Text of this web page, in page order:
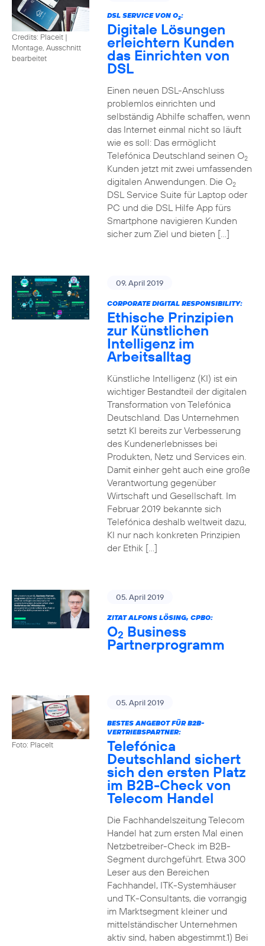
Credits: Placeit |
Montage, Ausschnitt
bearbeitet
DSL SERVICE VON O2:
Digitale Lösungen
erleichtern Kunden
das Einrichten von
DSL
Einen neuen DSL-Anschluss
problemlos einrichten und
selbständig Abhilfe schaffen, wenn
das Internet einmal nicht so läuft
wie es soll: Das ermöglicht
Telefónica Deutschland seinen O2
Kunden jetzt mit zwei umfassenden
digitalen Anwendungen. Die O2
DSL Service Suite für Laptop oder
PC und die DSL Hilfe App fürs
Smartphone navigieren Kunden
sicher zum Ziel und bieten […]
09. April 2019
CORPORATE DIGITAL RESPONSIBILITY:
Ethische Prinzipien
zur Künstlichen
Intelligenz im
Arbeitsalltag
Künstliche Intelligenz (KI) ist ein
wichtiger Bestandteil der digitalen
Transformation von Telefónica
Deutschland. Das Unternehmen
setzt KI bereits zur Verbesserung
des Kundenerlebnisses bei
Produkten, Netz und Services ein.
Damit einher geht auch eine große
Verantwortung gegenüber
Wirtschaft und Gesellschaft. Im
Februar 2019 bekannte sich
Telefónica deshalb weltweit dazu,
KI nur nach konkreten Prinzipien
der Ethik […]
05. April 2019
ZITAT ALFONS LÖSING, CPBO:
O2 Business
Partnerprogramm
Foto: PlaceIt
05. April 2019
BESTES ANGEBOT FÜR B2B-
VERTRIEBSPARTNER:
Telefónica
Deutschland sichert
sich den ersten Platz
im B2B-Check von
Telecom Handel
Die Fachhandelszeitung Telecom
Handel hat zum ersten Mal einen
Netzbetreiber-Check im B2B-
Segment durchgeführt. Etwa 300
Leser aus den Bereichen
Fachhandel, ITK-Systemhäuser
und TK-Consultants, die vorrangig
im Marktsegment kleiner und
mittelständischer Unternehmen
aktiv sind, haben abgestimmt.1) Bei